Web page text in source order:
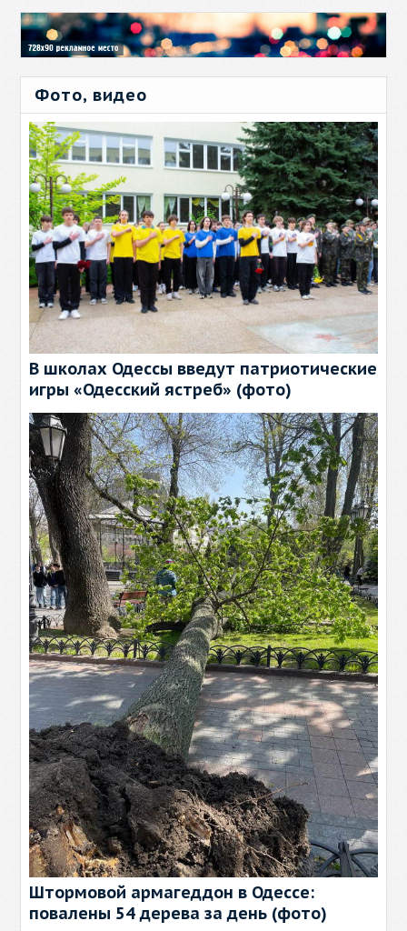
Фото, видео
В школах Одессы введут патриотические
игры «Одесский ястреб» (фото)
Штормовой армагеддон в Одессе:
повалены 54 дерева за день (фото)